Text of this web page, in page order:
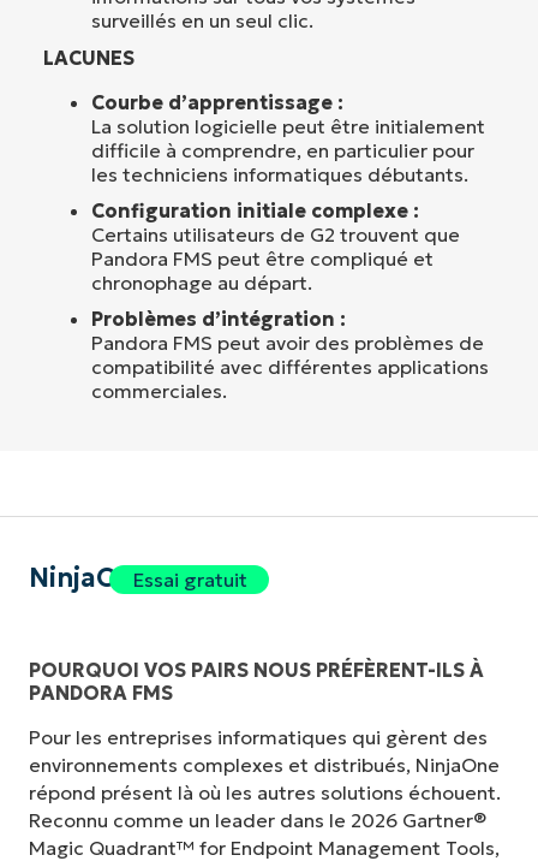
surveillés en un seul clic.
LACUNES
Courbe d’apprentissage :
La solution logicielle peut être initialement
difficile à comprendre, en particulier pour
les techniciens informatiques débutants.
Configuration initiale complexe :
Certains utilisateurs de G2 trouvent que
Pandora FMS peut être compliqué et
chronophage au départ.
Problèmes d’intégration :
Pandora FMS peut avoir des problèmes de
compatibilité avec différentes applications
commerciales.
NinjaOneEssai gratuit
POURQUOI VOS PAIRS NOUS PRÉFÈRENT-ILS À
PANDORA FMS
Pour les entreprises informatiques qui gèrent des
environnements complexes et distribués, NinjaOne
répond présent là où les autres solutions échouent.
Reconnu comme un leader dans le 2026 Gartner®
Magic Quadrant™ for Endpoint Management Tools,